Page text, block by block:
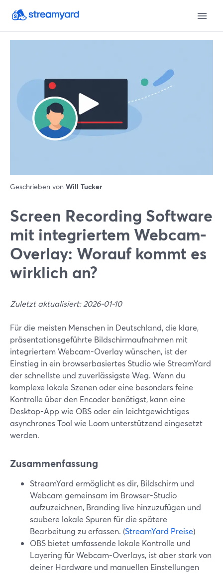
Geschrieben von Will Tucker
Screen Recording Software
mit integriertem Webcam-
Overlay: Worauf kommt es
wirklich an?
Zuletzt aktualisiert: 2026-01-10
Für die meisten Menschen in Deutschland, die klare,
präsentationsgeführte Bildschirmaufnahmen mit
integriertem Webcam-Overlay wünschen, ist der
Einstieg in ein browserbasiertes Studio wie StreamYard
der schnellste und zuverlässigste Weg. Wenn du
komplexe lokale Szenen oder eine besonders feine
Kontrolle über den Encoder benötigst, kann eine
Desktop-App wie OBS oder ein leichtgewichtiges
asynchrones Tool wie Loom unterstützend eingesetzt
werden.
Zusammenfassung
StreamYard ermöglicht es dir, Bildschirm und
Webcam gemeinsam im Browser-Studio
aufzuzeichnen, Branding live hinzuzufügen und
saubere lokale Spuren für die spätere
Bearbeitung zu erfassen. (StreamYard Preise)
OBS bietet umfassende lokale Kontrolle und
Layering für Webcam-Overlays, ist aber stark von
deiner Hardware und manuellen Einstellungen